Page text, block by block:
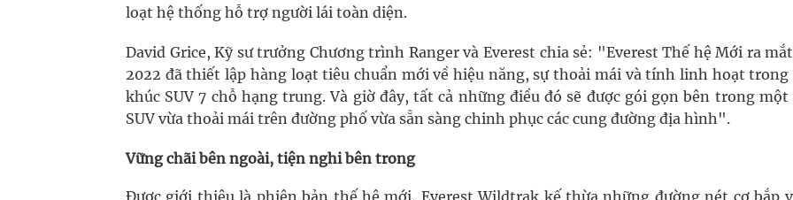
loạt hệ thống hỗ trợ người lái toàn diện.
David Grice, Kỹ sư trưởng Chương trình Ranger và Everest chia sẻ: "Everest Thế hệ Mới ra
2022 đã thiết lập hàng loạt tiêu chuẩn mới về hiệu năng, sự thoải mái và tính linh hoạt trong
khúc SUV 7 chỗ hạng trung. Và giờ đây, tất cả những điều đó sẽ được gói gọn bên trong một
SUV vừa thoải mái trên đường phố vừa sẵn sàng chinh phục các cung đường địa hình".
Vững chãi bên ngoài, tiện nghi bên trong
Được giới thiệu là phiên bản thế hệ mới, Everest Wildtrak kế thừa những đường nét cơ bắp